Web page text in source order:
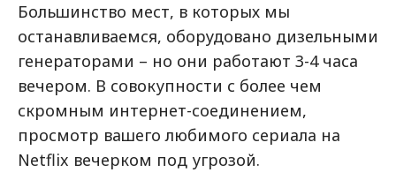
Большинство мест, в которых мы
останавливаемся, оборудовано дизельными
генераторами – но они работают 3-4 часа
вечером. В совокупности с более чем
скромным интернет-соединением,
просмотр вашего любимого сериала на
Netflix вечерком под угрозой.